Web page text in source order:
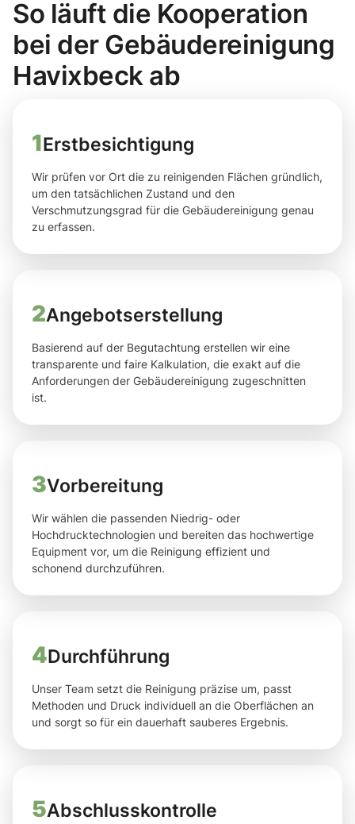
So läuft die Kooperation
bei der Gebäudereinigung
Havixbeck ab
1Erstbesichtigung
Wir prüfen vor Ort die zu reinigenden Flächen gründlich,
um den tatsächlichen Zustand und den
Verschmutzungsgrad für die Gebäudereinigung genau
zu erfassen.
2Angebotserstellung
Basierend auf der Begutachtung erstellen wir eine
transparente und faire Kalkulation, die exakt auf die
Anforderungen der Gebäudereinigung zugeschnitten
ist.
3Vorbereitung
Wir wählen die passenden Niedrig- oder
Hochdrucktechnologien und bereiten das hochwertige
Equipment vor, um die Reinigung effizient und
schonend durchzuführen.
4Durchführung
Unser Team setzt die Reinigung präzise um, passt
Methoden und Druck individuell an die Oberflächen an
und sorgt so für ein dauerhaft sauberes Ergebnis.
5Abschlusskontrolle